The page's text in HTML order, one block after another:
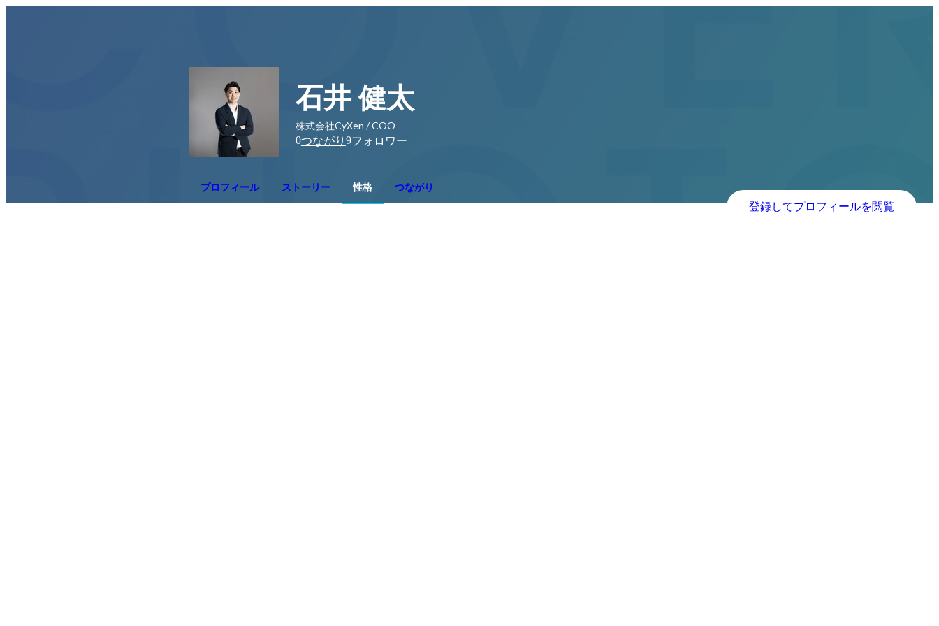
石井 健太
株式会社CyXen / COO
0つながり 9フォロワー
プロフィール ストーリー 性格 つながり
登録してプロフィールを閲覧